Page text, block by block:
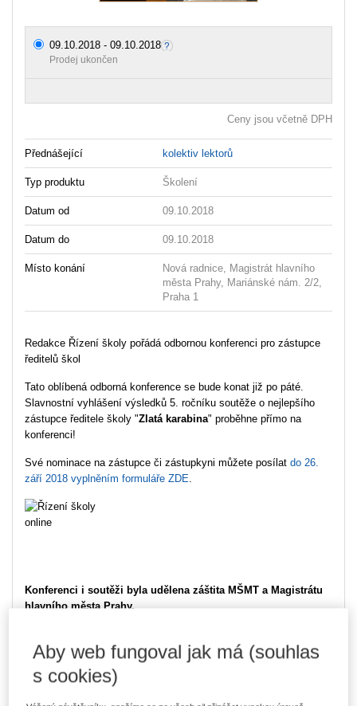
09.10.2018 - 09.10.2018
Prodej ukončen
Ceny jsou včetně DPH
Přednášející kolektiv lektorů
Typ produktu Školení
Datum od 09.10.2018
Datum do 09.10.2018
Místo konání
Nová radnice, Magistrát hlavního
města Prahy, Mariánské nám. 2/2,
Praha 1
Redakce Řízení školy pořádá odbornou konferenci pro zástupce
ředitelů škol
Tato oblíbená odborná konference se bude konat již po páté.
Slavnostní vyhlášení výsledků 5. ročníku soutěže o nejlepšího
zástupce ředitele školy "Zlatá karabina" proběhne přímo na
konferenci!
Své nominace na zástupce či zástupkyni můžete posílat do 26.
září 2018 vyplněním formuláře ZDE.
Konferenci i soutěži byla udělena záštita MŠMT a Magistrátu
hlavního města Prahy.
Generální partner:
Aby web fungoval jak má (souhlas
s cookies)